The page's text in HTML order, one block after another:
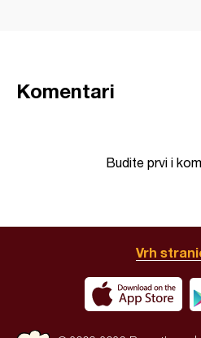
Komentari
Budite prvi i
Vrh